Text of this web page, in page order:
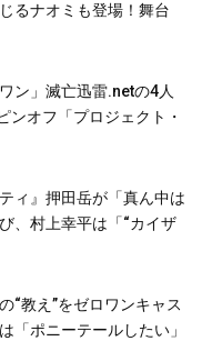
るナオミも登場！舞台
ン」滅亡迅雷.netの4人
ンオフ「プロジェクト・
ィ』押田岳が「真ん中は
、村上幸平は「“カイザ
“教え”をゼロワンキャス
「ポニーテールしたい」